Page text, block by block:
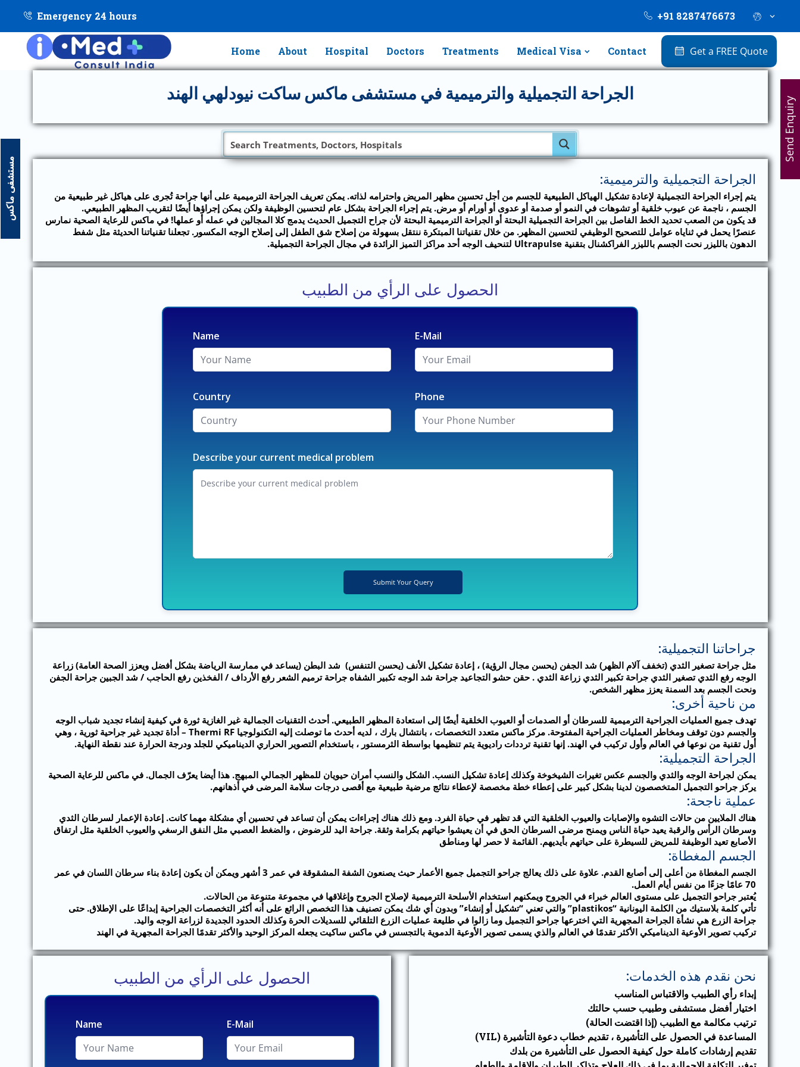
Emergency 24 hours +91 8287476673
Home About Hospital Doctors Treatments Medical Visa Contact Get a FREE Quote
الجراحة التجميلية والترميمية في مستشفى ماكس ساكت نيودلهي الهند
الجراحة التجميلية والترميمية:
يتم إجراء الجراحة التجميلية لإعادة تشكيل الهياكل الطبيعية للجسم من أجل تحسين مظهر المريض واحترامه لذاته. يمكن تعريف الجراحة الترميمية على أنها جراحة تُجرى على هياكل غير طبيعية من
الجسم ، ناجمة عن عيوب خلقية أو تشوهات في النمو أو صدمة أو عدوى أو أورام أو مرض. يتم إجراء الجراحة بشكل عام لتحسين الوظيفة ولكن يمكن إجراؤها أيضًا لتقريب المظهر الطبيعي.
قد يكون من الصعب تحديد الخط الفاصل بين الجراحة التجميلية البحتة أو الجراحة الترميمية البحتة لأن جراح التجميل الحديث يدمج كلا المجالين في عمله أو عملها! في ماكس للرعاية الصحية نمارس
عنصرًا يحمل في ثناياه عوامل للتصحيح الوظيفي لتحسين المظهر. من خلال تقنياتنا المبتكرة ننتقل بسهولة من إصلاح شق الطفل إلى إصلاح الوجه المكسور. تجعلنا تقنياتنا الحديثة مثل شفط
الدهون بالليزر نحت الجسم بالليزر الفراكشنال بتقنية Ultrapulse لتنحيف الوجه أحد مراكز التميز الرائدة في مجال الجراحة التجميلية.
الحصول على الرأي من الطبيب
Name E-Mail
Country Phone
Describe your current medical problem
جراحاتنا التجميلية:
مثل جراحة تصغير الثدي (تخفف آلام الظهر) شد الجفن (يحسن مجال الرؤية) ، إعادة تشكيل الأنف (يحسن التنفس) شد البطن (يساعد في ممارسة الرياضة بشكل أفضل ويعزز الصحة العامة) زراعة
الوجه رفع الثدي تصغير الثدي جراحة تكبير الثدي زراعة الثدي . حقن حشو التجاعيد جراحة شد الوجه تكبير الشفاه جراحة ترميم الشعر رفع الأرداف / الفخذين رفع الحاجب / شد الجبين جراحة الجفن
ونحت الجسم بعد السمنة يعزز مظهر الشخص.
من ناحية أخرى:
تهدف جميع العمليات الجراحية الترميمية للسرطان أو الصدمات أو العيوب الخلقية أيضًا إلى استعادة المظهر الطبيعي. أحدث التقنيات الجمالية غير الغازية ثورة في كيفية إنشاء تجديد شباب الوجه
والجسم دون توقف ومخاطر العمليات الجراحية المفتوحة. مركز ماكس متعدد التخصصات ، بانتشال بارك ، لديه أحدث ما توصلت إليه التكنولوجيا Thermi RF – أداة تجديد غير جراحية ثورية ، وهي
أول تقنية من نوعها في العالم وأول تركيب في الهند. إنها تقنية ترددات راديوية يتم تنظيمها بواسطة الثرمستور ، باستخدام التصوير الحراري الديناميكي للجلد ودرجة الحرارة عند نقطة النهاية.
الجراحة التجميلية:
يمكن لجراحة الوجه والثدي والجسم عكس تغيرات الشيخوخة وكذلك إعادة تشكيل النسب. الشكل والنسب أمران حيويان للمظهر الجمالي المبهج. هذا أيضا يعرّف الجمال. في ماكس للرعاية الصحية
يركز جراحو التجميل المتخصصون لدينا بشكل كبير على إعطاء خطة مخصصة لإعطاء نتائج مرضية طبيعية مع أقصى درجات سلامة المرضى في أذهانهم.
عملية ناجحة:
هناك الملايين من حالات التشوه والإصابات والعيوب الخلقية التي قد تظهر في حياة الفرد. ومع ذلك هناك إجراءات يمكن أن تساعد في تحسين أي مشكلة مهما كانت. إعادة الإعمار لسرطان الثدي
وسرطان الرأس والرقبة يعيد حياة الناس ويمنح مرضى السرطان الحق في أن يعيشوا حياتهم بكرامة وثقة. جراحة اليد للرضوض ، والضغط العصبي مثل النفق الرسغي والعيوب الخلقية مثل ارتفاق
الأصابع تعيد الوظيفة للمريض للسيطرة على حياتهم بأيديهم. القائمة لا حصر لها ومناطق
الجسم المغطاة:
الجسم المغطاة من أعلى إلى أصابع القدم. علاوة على ذلك يعالج جراحو التجميل جميع الأعمار حيث يصنعون الشفة المشقوقة في عمر 3 أشهر ويمكن أن يكون إعادة بناء سرطان اللسان في عمر
70 عامًا جزءًا من نفس أيام العمل.
يُعتبر جراحو التجميل على مستوى العالم خبراء في الجروح ويمكنهم استخدام الأسلحة الترميمية لإصلاح الجروح وإغلاقها في مجموعة متنوعة من الحالات.
تأتي كلمة بلاستيك من الكلمة اليونانية “plastikos” والتي تعني “تشكيل أو إنشاء” وبدون أي شك يمكن تصنيف هذا التخصص الرائع على أنه أكثر التخصصات الجراحية إبداعًا على الإطلاق. حتى
جراحة الزرع هي نشأة الجراحة المجهرية التي اخترعها جراحو التجميل وما زالوا في طليعة عمليات الزرع التلقائي للسديلات الحرة وكذلك الحدود الجديدة لزراعة الوجه واليد.
تركيب تصوير الأوعية الديناميكي الأكثر تقدمًا في العالم والذي يسمى تصوير الأوعية الدموية بالتجسس في ماكس ساكيت يجعله المركز الوحيد والأكثر تقدمًا الجراحة المجهرية في الهند
الحصول على الرأي من الطبيب
Name E-Mail
نحن نقدم هذه الخدمات:
إبداء رأي الطبيب والاقتباس المناسب
اختيار أفضل مستشفى وطبيب حسب حالتك
ترتيب مكالمة مع الطبيب (إذا اقتضت الحالة)
المساعدة في الحصول على التأشيرة ، تقديم خطاب دعوة التأشيرة (VIL)
تقديم إرشادات كاملة حول كيفية الحصول على التأشيرة من بلدك
مستشفى ماكس
Send Enquiry